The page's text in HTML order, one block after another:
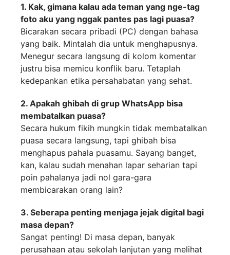
1. Kak, gimana kalau ada teman yang nge-tag
foto aku yang nggak pantes pas lagi puasa?
Bicarakan secara pribadi (PC) dengan bahasa
yang baik. Mintalah dia untuk menghapusnya.
Menegur secara langsung di kolom komentar
justru bisa memicu konflik baru. Tetaplah
kedepankan etika persahabatan yang sehat.
2. Apakah ghibah di grup WhatsApp bisa
membatalkan puasa?
Secara hukum fikih mungkin tidak membatalkan
puasa secara langsung, tapi ghibah bisa
menghapus pahala puasamu. Sayang banget,
kan, kalau sudah menahan lapar seharian tapi
poin pahalanya jadi nol gara-gara
membicarakan orang lain?
3. Seberapa penting menjaga jejak digital bagi
masa depan?
Sangat penting! Di masa depan, banyak
perusahaan atau sekolah lanjutan yang melihat